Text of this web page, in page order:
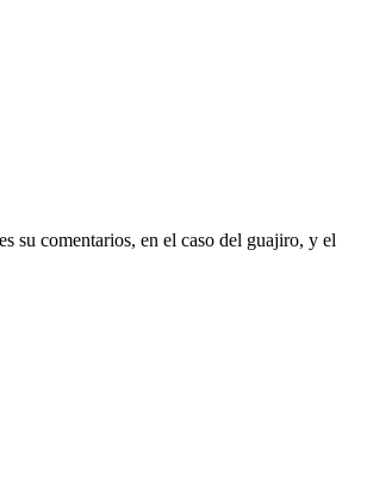
su comentarios, en el caso del guajiro, y el